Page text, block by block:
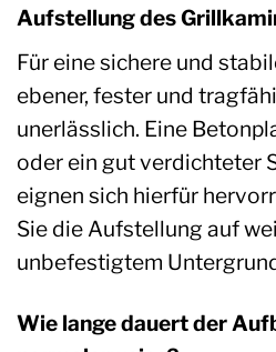
Aufstellung des
Für eine sichere und
ebener, fester und
unerlässlich. Eine
oder ein gut verdichteter
eignen sich hierfür
Sie die Aufstellung auf
unbefestigtem
Wie lange dauert der